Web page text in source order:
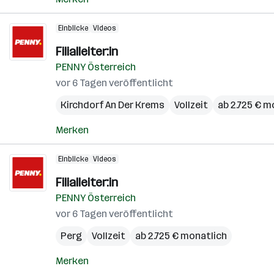
Einblicke Videos
Filialleiter:in
PENNY Österreich
vor 6 Tagen veröffentlicht
Kirchdorf An Der Krems
Vollzeit ab 2.725 €
Merken
Einblicke Videos
Filialleiter:in
PENNY Österreich
vor 6 Tagen veröffentlicht
Perg
Vollzeit ab 2.725 € monatlich
Merken